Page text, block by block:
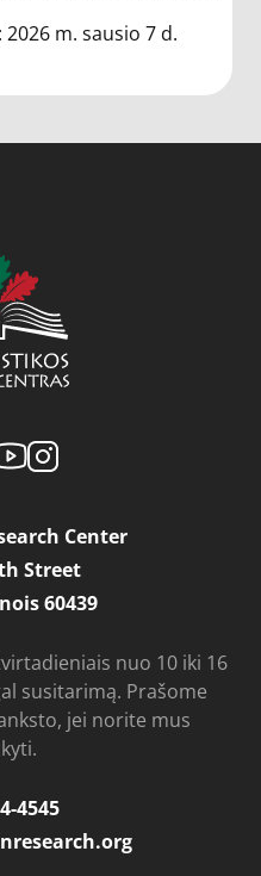
m. sausio 7 d.
Center
Street
60439
nuo 10 iki 16
susitarimą. Prašome
jei norite mus
4545